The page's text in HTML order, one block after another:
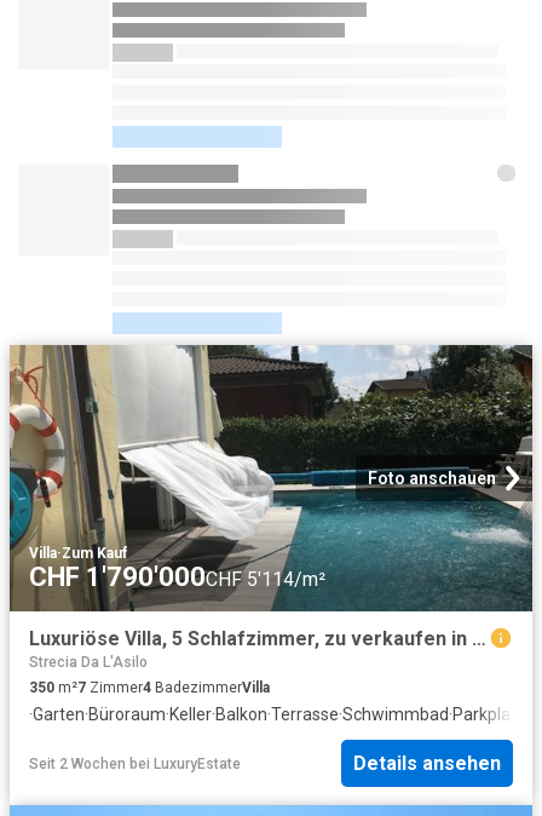
Foto anschauen
Villa·Zum Kauf
CHF 1'790'000CHF 5'114/m²
Luxuriöse Villa, 5 Schlafzimmer, zu verkaufen in Riva San Vitale, Schweiz
Strecia Da L'Asilo
350 m²7 Zimmer4 BadezimmerVilla
·Garten·Büroraum·Keller·Balkon·Terrasse·Schwimmbad·Parkplatz
Seit 2 Wochen bei LuxuryEstate Details ansehen